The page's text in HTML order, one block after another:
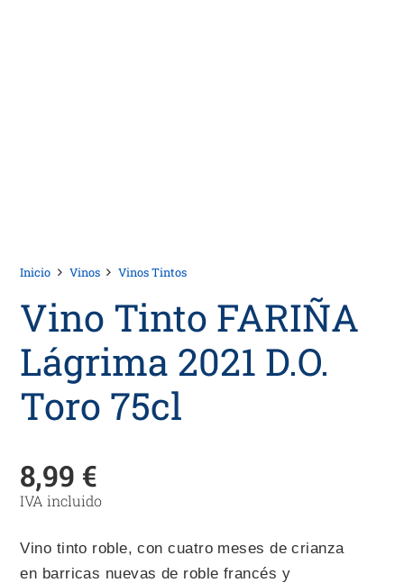
Inicio Vinos Vinos Tintos
Vino Tinto FARIÑA
Lágrima 2021 D.O.
Toro 75cl
8,99 €
IVA incluido
Vino tinto roble, con cuatro meses de crianza
en barricas nuevas de roble francés y